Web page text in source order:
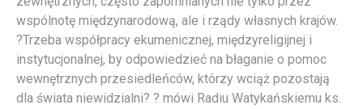
wspólnotę międzynarodową, ale i rządy własnych krajów.
?Trzeba współpracy ekumenicznej, międzyreligijnej i
instytucjonalnej, by odpowiedzieć na błaganie o pomoc
wewnętrznych przesiedleńców, którzy wciąż pozostają
dla świata niewidzialni? ? mówi Radiu Watykańskiemu ks.